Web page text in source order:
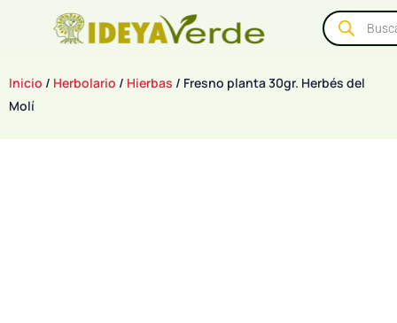
Inicio / Herbolario / Hierbas / Fresno planta 30gr. Herbés del
Molí